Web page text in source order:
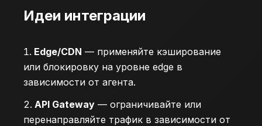
Идеи интеграции
Edge/CDN — применяйте кэширование
или блокировку на уровне edge в
зависимости от агента.
API Gateway — ограничивайте или
перенаправляйте трафик в зависимости от